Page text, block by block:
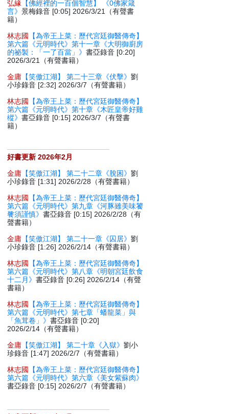
弘緣 【佛經裡的一百個智慧】 《0佛家箴
言》景梅錄音 [0:05] 2026/3/21（有聲書
籍）
林志國
【為帝王上菜：歷代宮廷御醫傳奇】
第六篇《元明時代》第十一章《大明御廚房
的祕製：「一了百當」》書亞錄音 [0:20]
2026/3/21（有聲書籍）
金庸 【笑傲江湖】 第二十三章《伏擊》劉
小珍錄音 [2:32] 2026/3/7（有聲書籍）
林志國
【為帝王上菜：歷代宮廷御醫傳奇】
第六篇《元明時代》第十章《木匠皇帝好雞
樅》書亞錄音 [0:15] 2026/3/7（有聲書
籍）
好書更新 2026年2月
金庸 【笑傲江湖】 第二十二章《脫困》劉
小珍錄音 [1:31] 2026/2/28（有聲書籍）
林志國
【為帝王上菜：歷代宮廷御醫傳奇】
第六篇《元明時代》第九章《河豚雖美味饕
餮須謹慎》書亞錄音 [0:15] 2026/2/28（有
聲書籍）
金庸 【笑傲江湖】 第二十一章《囚居》劉
小珍錄音 [1:26] 2026/2/14（有聲書籍）
林志國
【為帝王上菜：歷代宮廷御醫傳奇】
第六篇《元明時代》第八章《明朝宮廷飲食
十二月》書亞錄音 [0:26] 2026/2/14（有聲
書籍）
林志國
【為帝王上菜：歷代宮廷御醫傳奇】
第六篇《元明時代》第七章「蟠龍菜」與
「魚茸卷」》書亞錄音 [0:20]
2026/2/14（有聲書籍）
金庸 【笑傲江湖】 第二十章《入獄》劉小
珍錄音 [1:47] 2026/2/7（有聲書籍）
林志國
【為帝王上菜：歷代宮廷御醫傳奇】
第六篇《元明時代》第六章《美女紫蘇肉》
書亞錄音 [0:15] 2026/2/7（有聲書籍）